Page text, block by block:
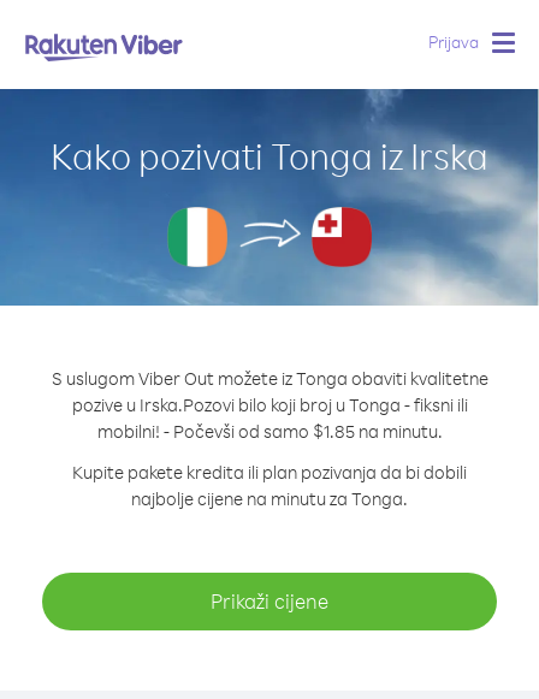
Prijava
Kako pozivati Tonga iz Irska
S uslugom Viber Out možete iz Tonga obaviti kvalitetne
pozive u Irska.Pozovi bilo koji broj u Tonga - fiksni ili
mobilni! - Počevši od samo $1.85 na minutu.
Kupite pakete kredita ili plan pozivanja da bi dobili
najbolje cijene na minutu za Tonga.
Prikaži cijene